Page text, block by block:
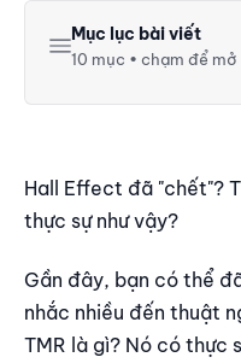
Mục lục bài viết
10 mục • chạm để mở
TMR Là Gì? So Sánh
Yếu Tố Nào Ảnh
Biến?
1. Nhiễu cảm biến
2. Phần mềm là "Vua"
Điểm Mạnh Lớn Nhất
Tiết kiệm điện năng
Hall Effect đã "chết"?
thực sự như vậy?
Gần đây, bạn có thể
nhắc nhiều đến thuật
TMR là gì? Nó có thực